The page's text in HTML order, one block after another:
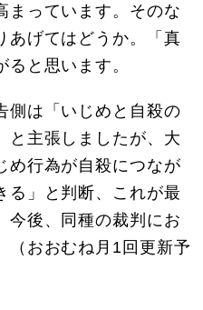
っています。そのな
あげてはどうか。「真
と思います。
側は「いじめと自殺の
と主張しましたが、大
め行為が自殺につなが
る」と判断、これが最
今後、同種の裁判にお
（おおむね月1回更新予